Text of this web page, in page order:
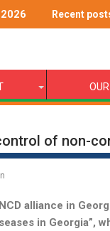
Recent
კონკურსი:
of non-
alliance in
in Georgia”,